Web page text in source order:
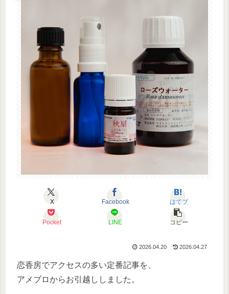
X Facebook はてブ
Pocket LINE コピー
2026.04.20 2026.04.27
恋香房でアクセスの多い定番記事を、
アメブロからお引越ししました。